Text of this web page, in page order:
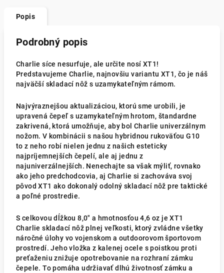
Popis
Podrobný popis
Charlie síce nesurfuje, ale určite nosí XT1!
Predstavujeme Charlie, najnovšiu variantu XT1, čo je náš
najväčší skladací nôž s uzamykateľným rámom.
Najvýraznejšou aktualizáciou, ktorú sme urobili, je
upravená čepeľ s uzamykateľným hrotom, štandardne
zakrivená, ktorá umožňuje, aby bol Charlie univerzálnym
nožom. V kombinácii s našou hybridnou rukoväťou G10
to z neho robí nielen jednu z našich esteticky
najpríjemnejších čepelí, ale aj jednu z
najuniverzálnejších. Nenechajte sa však mýliť, rovnako
ako jeho predchodcovia, aj Charlie si zachováva svoj
pôvod XT1 ako dokonalý odolný skladací nôž pre taktické
a poľné prostredie.
S celkovou dĺžkou 8,0" a hmotnosťou 4,6 oz je XT1
Charlie skladací nôž plnej veľkosti, ktorý zvládne všetky
náročné úlohy vo vojenskom a outdoorovom športovom
prostredí. Jeho vložka z kalenej ocele s poistkou proti
preťaženiu znižuje opotrebovanie na rozhraní zámku
čepele. To pomáha udržiavať dlhú životnosť zámku a